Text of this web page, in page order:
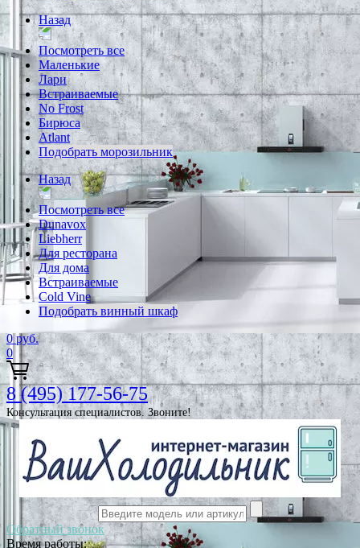
Назад
Посмотреть все
Маленькие
Лари
Встраиваемые
No Frost
Бирюса
Atlant
Подобрать морозильник
Назад
Посмотреть все
Dunavox
Liebherr
Для ресторана
Для дома
Встраиваемые
Cold Vine
Подобрать винный шкаф
0 руб.
0
8 (495) 177-56-75
Консультация специалистов. Звоните!
Обратный звонок
Время работы: